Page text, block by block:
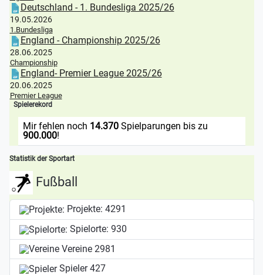
Deutschland - 1. Bundesliga 2025/26
19.05.2026
1.Bundesliga
England - Championship 2025/26
28.06.2025
Championship
England- Premier League 2025/26
20.06.2025
Premier League
Spielerekord
Mir fehlen noch 14.370Spielparungen bis zu
900.000!
Statistik der Sportart
Fußball
Projekte: 4291
Spielorte: 930
Vereine 2981
Spieler427